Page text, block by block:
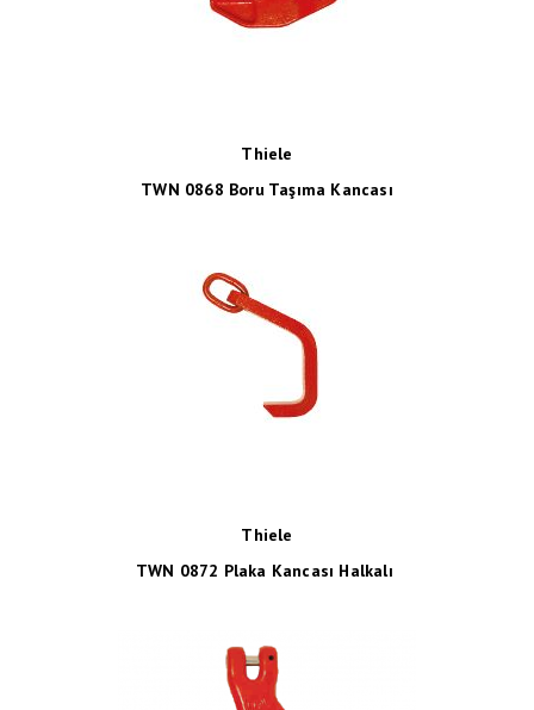
Thiele
TWN 0868 Boru Taşıma Kancası
Thiele
TWN 0872 Plaka Kancası Halkalı